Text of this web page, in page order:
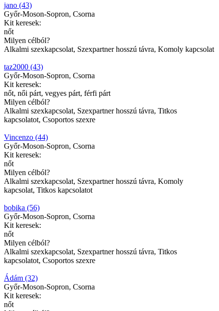
jano (43)
Győr-Moson-Sopron, Csorna
Kit keresek:
nőt
Milyen célból?
Alkalmi szexkapcsolat, Szexpartner hosszú távra, Komoly kapcsolat
taz2000 (43)
Győr-Moson-Sopron, Csorna
Kit keresek:
nőt, női párt, vegyes párt, férfi párt
Milyen célból?
Alkalmi szexkapcsolat, Szexpartner hosszú távra, Titkos
kapcsolatot, Csoportos szexre
Vincenzo (44)
Győr-Moson-Sopron, Csorna
Kit keresek:
nőt
Milyen célból?
Alkalmi szexkapcsolat, Szexpartner hosszú távra, Komoly
kapcsolat, Titkos kapcsolatot
bobika (56)
Győr-Moson-Sopron, Csorna
Kit keresek:
nőt
Milyen célból?
Alkalmi szexkapcsolat, Szexpartner hosszú távra, Titkos
kapcsolatot, Csoportos szexre
Ádám (32)
Győr-Moson-Sopron, Csorna
Kit keresek:
nőt